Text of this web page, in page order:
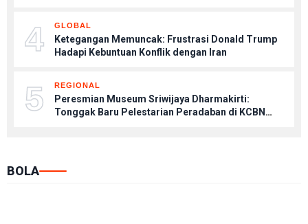
4 GLOBAL
Ketegangan Memuncak: Frustrasi Donald Trump
Hadapi Kebuntuan Konflik dengan Iran
5 REGIONAL
Peresmian Museum Sriwijaya Dharmakirti:
Tonggak Baru Pelestarian Peradaban di KCBN
BOLA